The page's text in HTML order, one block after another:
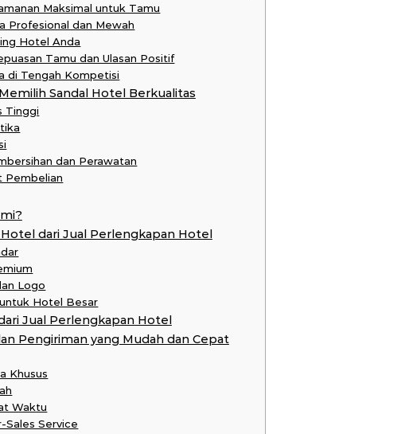
Maksimal untuk Tamu
Profesional dan Mewah
Hotel Anda
Tamu dan Ulasan Positif
di Tengah Kompetisi
Sandal Hotel Berkualitas
Tinggi
dan Perawatan
Pembelian
Hotel dari Jual Perlengkapan Hotel
Logo
Hotel Besar
Jual Perlengkapan Hotel
Pengiriman yang Mudah dan Cepat
Khusus
Waktu
Sales Service